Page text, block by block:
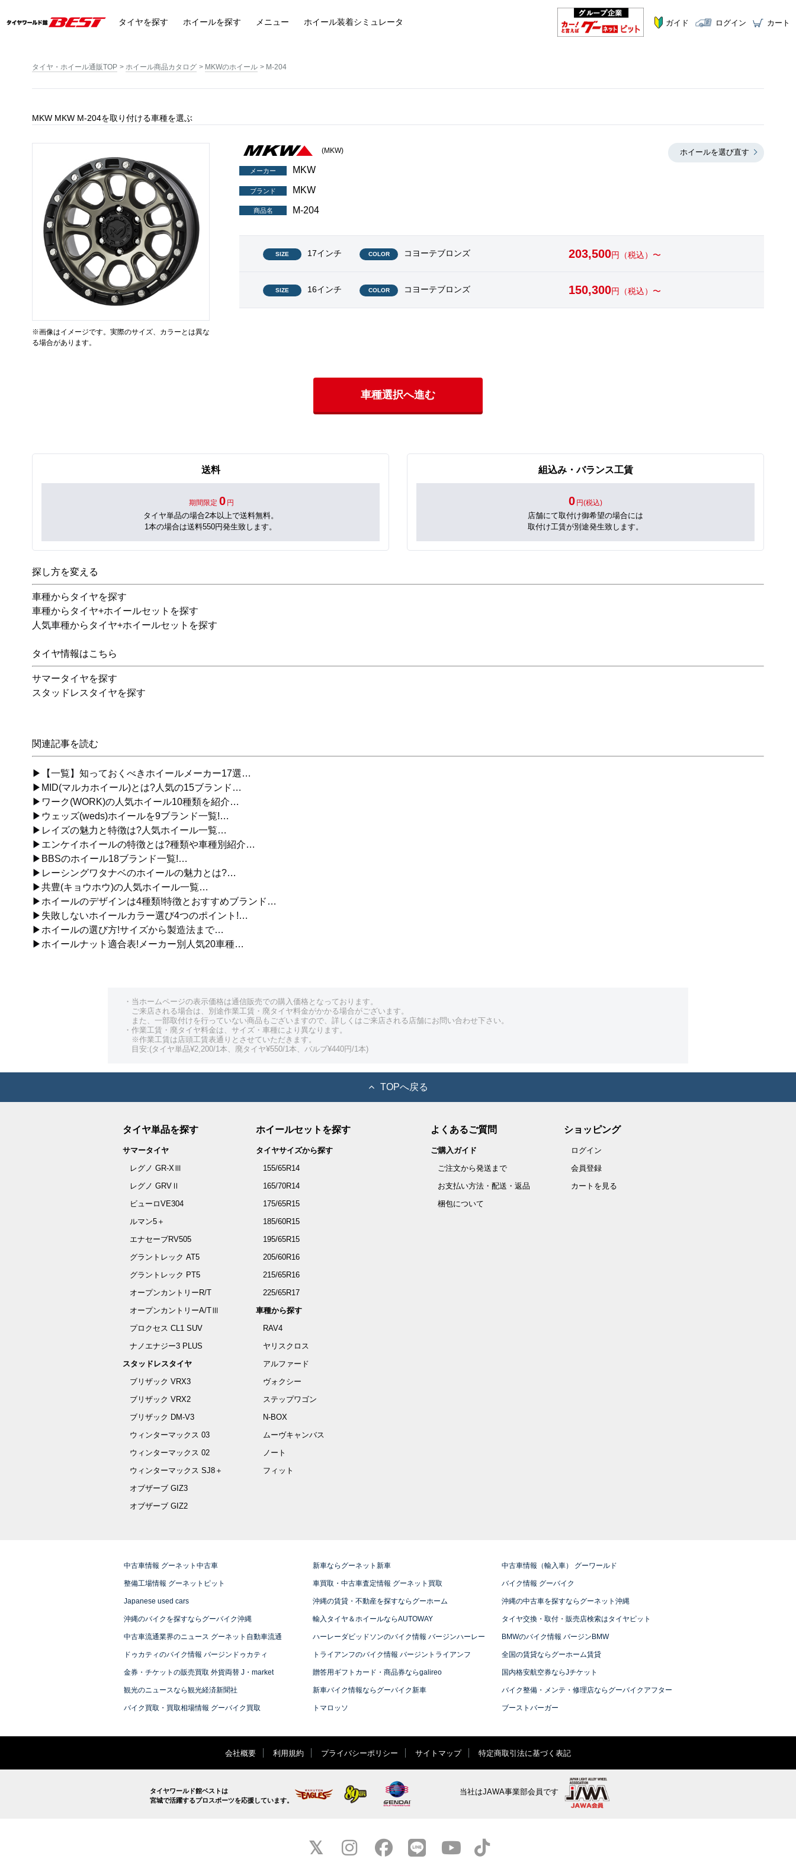
タイヤを探す ホイールを探す メニュー ホイール装着シミュレータ ガイド ログイン カート
タイヤ・ホイール通販TOP ホイール商品カタログ MKWのホイール M-204
MKW MKW M-204を取り付ける車種を選ぶ
※画像はイメージです。実際のサイズ、カラーとは異な
る場合があります。
ホイールを選び直す
(MKW)
メーカー MKW
ブランド MKW
商品名 M-204
SIZE 17インチ COLOR コヨーテブロンズ 203,500円（税込）〜
SIZE 16インチ COLOR コヨーテブロンズ 150,300円（税込）〜
車種選択へ進む
送料
期間限定 0 円
タイヤ単品の場合2本以上で送料無料。
1本の場合は送料550円発生致します。
組込み・バランス工賃
0 円(税込)
店舗にて取付け御希望の場合には
取付け工賃が別途発生致します。
探し方を変える
車種からタイヤを探す
車種からタイヤ+ホイールセットを探す
人気車種からタイヤ+ホイールセットを探す
タイヤ情報はこちら
サマータイヤを探す
スタッドレスタイヤを探す
関連記事を読む
▶【一覧】知っておくべきホイールメーカー17選…
▶MID(マルカホイール)とは?人気の15ブランド…
▶ワーク(WORK)の人気ホイール10種類を紹介…
▶ウェッズ(weds)ホイールを9ブランド一覧!…
▶レイズの魅力と特徴は?人気ホイール一覧…
▶エンケイホイールの特徴とは?種類や車種別紹介…
▶BBSのホイール18ブランド一覧!…
▶レーシングワタナベのホイールの魅力とは?…
▶共豊(キョウホウ)の人気ホイール一覧…
▶ホイールのデザインは4種類!特徴とおすすめブランド…
▶失敗しないホイールカラー選び4つのポイント!…
▶ホイールの選び方!サイズから製造法まで…
▶ホイールナット適合表!メーカー別人気20車種…
・当ホームページの表示価格は通信販売での購入価格となっております。
ご来店される場合は、別途作業工賃・廃タイヤ料金がかかる場合がございます。
また、一部取付けを行っていない商品もございますので、詳しくはご来店される店舗にお問い合わせ下さい。
・作業工賃・廃タイヤ料金は、サイズ・車種により異なります。
※作業工賃は店頭工賃表通りとさせていただきます。
目安:(タイヤ単品¥2,200/1本、廃タイヤ¥550/1本、バルブ¥440円/1本)
TOPへ戻る
タイヤ単品を探す
サマータイヤ
レグノ GR-XⅢ
レグノ GRVⅡ
ビューロVE304
ルマン5＋
エナセーブRV505
グラントレック AT5
グラントレック PT5
オープンカントリーR/T
オープンカントリーA/TⅢ
プロクセス CL1 SUV
ナノエナジー3 PLUS
スタッドレスタイヤ
ブリザック VRX3
ブリザック VRX2
ブリザック DM-V3
ウィンターマックス 03
ウィンターマックス 02
ウィンターマックス SJ8＋
オブザーブ GIZ3
オブザーブ GIZ2
ホイールセットを探す
タイヤサイズから探す
155/65R14
165/70R14
175/65R15
185/60R15
195/65R15
205/60R16
215/65R16
225/65R17
車種から探す
RAV4
ヤリスクロス
アルファード
ヴォクシー
ステップワゴン
N-BOX
ムーヴキャンバス
ノート
フィット
よくあるご質問
ご購入ガイド
ご注文から発送まで
お支払い方法・配送・返品
梱包について
ショッピング
ログイン
会員登録
カートを見る
中古車情報 グーネット中古車 新車ならグーネット新車 中古車情報（輸入車） グーワールド
整備工場情報 グーネットピット 車買取・中古車査定情報 グーネット買取 バイク情報 グーバイク
Japanese used cars 沖縄の賃貸・不動産を探すならグーホーム 沖縄の中古車を探すならグーネット沖縄
沖縄のバイクを探すならグーバイク沖縄 輸入タイヤ＆ホイールならAUTOWAY タイヤ交換・取付・販売店検索はタイヤピット
中古車流通業界のニュース グーネット自動車流通 ハーレーダビッドソンのバイク情報 バージンハーレー BMWのバイク情報 バージンBMW
ドゥカティのバイク情報 バージンドゥカティ トライアンフのバイク情報 バージントライアンフ 全国の賃貸ならグーホーム賃貸
金券・チケットの販売買取 外貨両替 J・market 贈答用ギフトカード・商品券ならgalireo 国内格安航空券ならJチケット
観光のニュースなら観光経済新聞社 新車バイク情報ならグーバイク新車 バイク整備・メンテ・修理店ならグーバイクアフター
バイク買取・買取相場情報 グーバイク買取 トマロッソ ブーストバーガー
会社概要 利用規約 プライバシーポリシー サイトマップ 特定商取引法に基づく表記
タイヤワールド館ベストは
宮城で活躍するプロスポーツを応援しています。
当社はJAWA事業部会員です